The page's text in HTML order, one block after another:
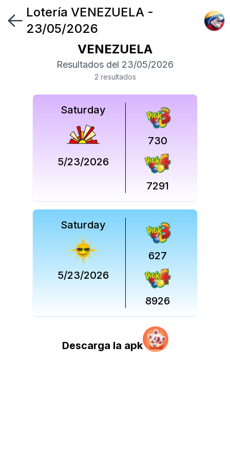
Síguenos
en
Lotería VENEZUELA-
23/05/2026
VENEZUELA
Resultados del 23/05/2026
2 resultados
Saturday
5/23/2026
730
7291
Saturday
5/23/2026
627
8926
Descarga la apk